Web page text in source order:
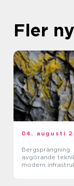
Fler
04. augusti
Bergsprängning:
avgörande
modern